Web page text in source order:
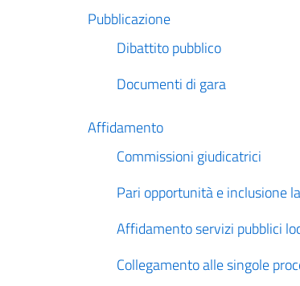
Pubblicazione
Dibattito pubblico
Documenti di gara
Affidamento
Commissioni giudicatrici
Pari opportunità e inclusione
Affidamento servizi pubblici
Collegamento alle singole